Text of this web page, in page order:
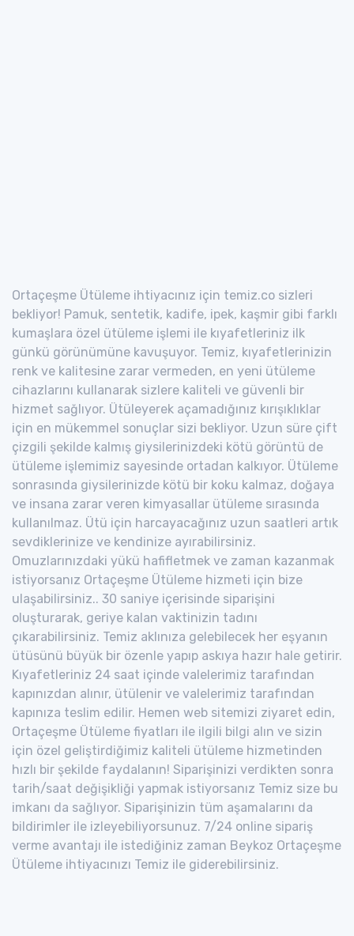
Ortaçeşme Ütüleme ihtiyacınız için temiz.co sizleri
bekliyor! Pamuk, sentetik, kadife, ipek, kaşmir gibi farklı
kumaşlara özel ütüleme işlemi ile kıyafetleriniz ilk
günkü görünümüne kavuşuyor. Temiz, kıyafetlerinizin
renk ve kalitesine zarar vermeden, en yeni ütüleme
cihazlarını kullanarak sizlere kaliteli ve güvenli bir
hizmet sağlıyor. Ütüleyerek açamadığınız kırışıklıklar
için en mükemmel sonuçlar sizi bekliyor. Uzun süre çift
çizgili şekilde kalmış giysilerinizdeki kötü görüntü de
ütüleme işlemimiz sayesinde ortadan kalkıyor. Ütüleme
sonrasında giysilerinizde kötü bir koku kalmaz, doğaya
ve insana zarar veren kimyasallar ütüleme sırasında
kullanılmaz. Ütü için harcayacağınız uzun saatleri artık
sevdiklerinize ve kendinize ayırabilirsiniz.
Omuzlarınızdaki yükü hafifletmek ve zaman kazanmak
istiyorsanız Ortaçeşme Ütüleme hizmeti için bize
ulaşabilirsiniz.. 30 saniye içerisinde siparişini
oluşturarak, geriye kalan vaktinizin tadını
çıkarabilirsiniz. Temiz aklınıza gelebilecek her eşyanın
ütüsünü büyük bir özenle yapıp askıya hazır hale getirir.
Kıyafetleriniz 24 saat içinde valelerimiz tarafından
kapınızdan alınır, ütülenir ve valelerimiz tarafından
kapınıza teslim edilir. Hemen web sitemizi ziyaret edin,
Ortaçeşme Ütüleme fiyatları ile ilgili bilgi alın ve sizin
için özel geliştirdiğimiz kaliteli ütüleme hizmetinden
hızlı bir şekilde faydalanın! Siparişinizi verdikten sonra
tarih/saat değişikliği yapmak istiyorsanız Temiz size bu
imkanı da sağlıyor. Siparişinizin tüm aşamalarını da
bildirimler ile izleyebiliyorsunuz. 7/24 online sipariş
verme avantajı ile istediğiniz zaman Beykoz Ortaçeşme
Ütüleme ihtiyacınızı Temiz ile giderebilirsiniz.